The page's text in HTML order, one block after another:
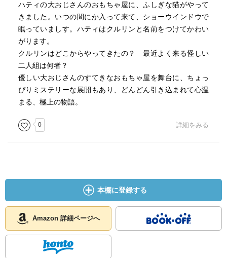
ハティの大おじさんのおもちゃ屋に、ふしぎな猫がやって
きました。いつの間にか入って来て、ショーウインドウで
眠っていましす。ハティはクルリンと名前をつけてかわい
がります。
クルリンはどこからやってきたの？ 最近よく来る怪しい
二人組は何者？
優しい大おじさんのすてきなおもちゃ屋を舞台に、ちょっ
ぴりミステリーな展開もあり、どんどん引き込まれて心温
まる、極上の物語。
0 詳細をみる
本棚に登録する
Amazon 詳細ページへ